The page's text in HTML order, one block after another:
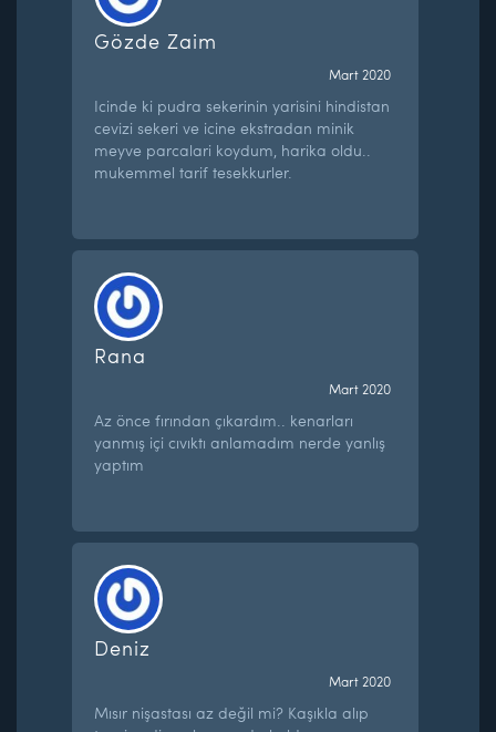
Gözde Zaim
Mart 2020
Icinde ki pudra sekerinin yarisini hindistan
cevizi sekeri ve icine ekstradan minik
meyve parcalari koydum, harika oldu..
mukemmel tarif tesekkurler.
Rana
Mart 2020
Az önce fırından çıkardım.. kenarları
yanmış içi cıvıktı anlamadım nerde yanlış
yaptım
Deniz
Mart 2020
Mısır nişastası az değil mi? Kaşıkla alıp